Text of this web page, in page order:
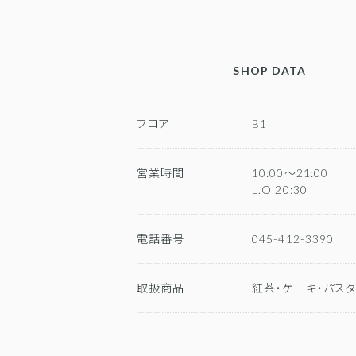
SHOP DATA
フロア B1
営業時間
10:00～21:00
L.O 20:30
電話番号 045-412-3390
取扱商品 紅茶・ケーキ・パスタ